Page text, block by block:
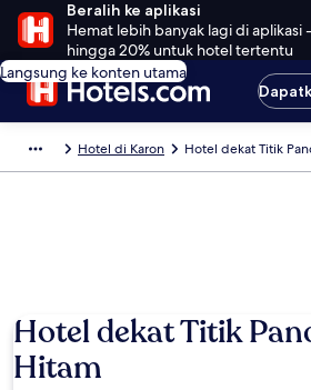
Beralih ke aplikasi
Hemat lebih banyak lagi di aplikasi
hingga 20% untuk hotel tertentu
Langsung ke konten utama
Hotel di Karon Hotel dekat Titik
Hotel dekat Titik
Hitam